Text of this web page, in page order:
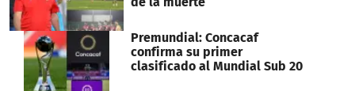
Premundial: Concacaf
confirma su primer
clasificado al Mundial Sub 20